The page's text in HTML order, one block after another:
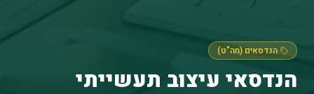
הנדסאים (מה"ט)
הנדסאי עיצוב תעשייתי